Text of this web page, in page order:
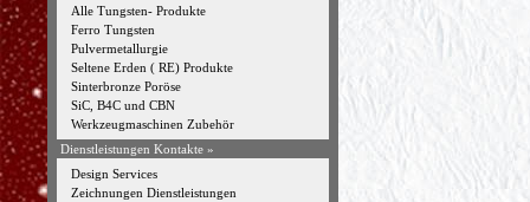
Alle Tungsten- Produkte
Ferro Tungsten
Pulvermetallurgie
Seltene Erden ( RE) Produkte
Sinterbronze Poröse
SiC, B4C und CBN
Werkzeugmaschinen Zubehör
Dienstleistungen Kontakte »
Design Services
Zeichnungen Dienstleistungen